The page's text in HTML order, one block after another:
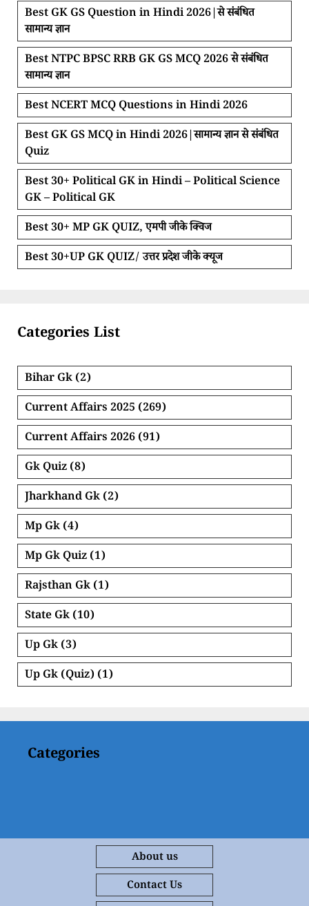
Best GK GS Question in Hindi 2026|से संबंधित
सामान्य ज्ञान
Best NTPC BPSC RRB GK GS MCQ 2026 से संबंधित
सामान्य ज्ञान
Best NCERT MCQ Questions in Hindi 2026
Best GK GS MCQ in Hindi 2026|सामान्य ज्ञान से संबंधित
Quiz
Best 30+ Political GK in Hindi – Political Science
GK – Political GK
Best 30+ MP GK QUIZ, एमपी जीके क्विज
Best 30+UP GK QUIZ/ उत्तर प्रदेश जीके क्यूज
Categories List
Bihar Gk (2)
Current Affairs 2025 (269)
Current Affairs 2026 (91)
Gk Quiz (8)
Jharkhand Gk (2)
Mp Gk (4)
Mp Gk Quiz (1)
Rajsthan Gk (1)
State Gk (10)
Up Gk (3)
Up Gk (Quiz) (1)
Categories
About us
Contact Us